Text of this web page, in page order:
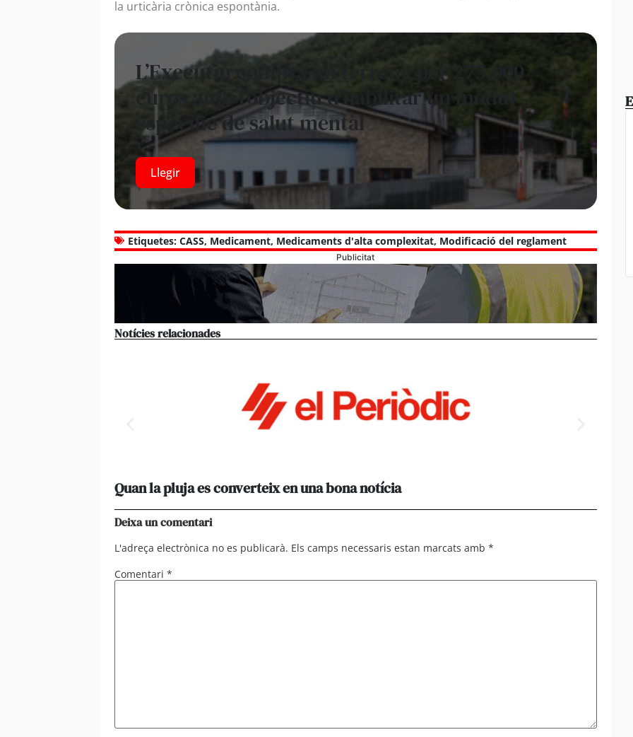
la urticària crònica espontània.
L’Executiu compra un terreny per 275.000
euros amb l’objectiu d’habilitar un mòdul
específic de salut mental
Llegir
Etiquetes: CASS, Medicament, Medicaments d'alta complexitat, Modificació del reglament
Publicitat
Notícies relacionades
Quan la pluja es converteix en una bona notícia
Deixa un comentari
L'adreça electrònica no es publicarà. Els camps necessaris estan marcats amb *
Comentari *